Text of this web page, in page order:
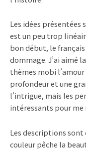
Les idées
est un peu trop
bon début, le français
dommage. J’ai aimé
thèmes mobi
profondeur et une
l’intrigue, mais les
intéressants pour
Les descriptions sont
couleur pêche la